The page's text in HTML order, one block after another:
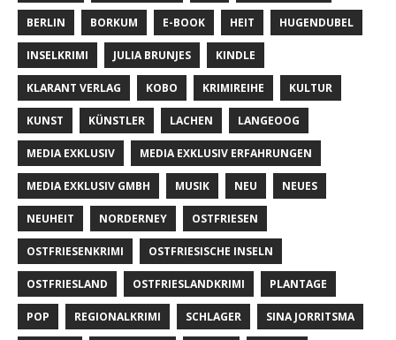
BERLIN BORKUM E-BOOK HEIT HUGENDUBEL
INSELKRIMI JULIA BRUNJES KINDLE
KLARANT VERLAG KOBO KRIMIREIHE KULTUR
KUNST KÜNSTLER LACHEN LANGEOOG
MEDIA EXKLUSIV MEDIA EXKLUSIV ERFAHRUNGEN
MEDIA EXKLUSIV GMBH MUSIK NEU NEUES
NEUHEIT NORDERNEY OSTFRIESEN
OSTFRIESENKRIMI OSTFRIESISCHE INSELN
OSTFRIESLAND OSTFRIESLANDKRIMI PLANTAGE
POP REGIONALKRIMI SCHLAGER SINA JORRITSMA